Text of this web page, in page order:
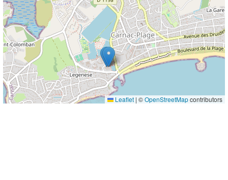
Leaflet | ©OpenStreetMapcontributors